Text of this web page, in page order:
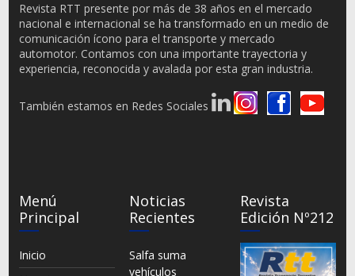
Revista RTT presente por más de 38 años en el mercado
nacional e internacional se ha transformado en un medio de
comunicación ícono para el transporte y mercado
automotor. Contamos con una importante trayectoria y
experiencia, reconocida y avalada por esta gran industria.
También estamos en Redes Sociales
Menú
Principal
Inicio
Noticias
Recientes
Salfa suma
vehículos
Revista
Edición Nº212